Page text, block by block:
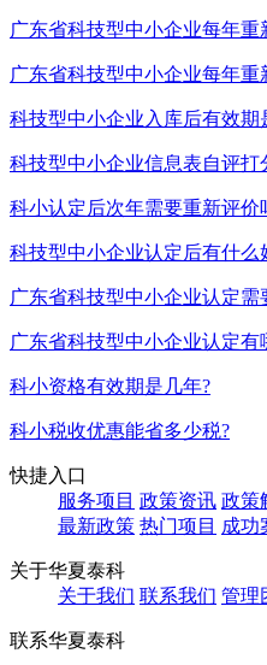
广东省科技型中小企业每年
广东省科技型中小企业每年
科技型中小企业入库后有效期
科技型中小企业信息表自评打
科小认定后次年需要重新评价
科技型中小企业认定后有什么
广东省科技型中小企业认定需
广东省科技型中小企业认定有
科小资格有效期是几年?
科小税收优惠能省多少税?
快捷入口
服务项目 政策资讯 政策
最新政策 热门项目 成功
关于华夏泰科
关于我们 联系我们 管理
联系华夏泰科